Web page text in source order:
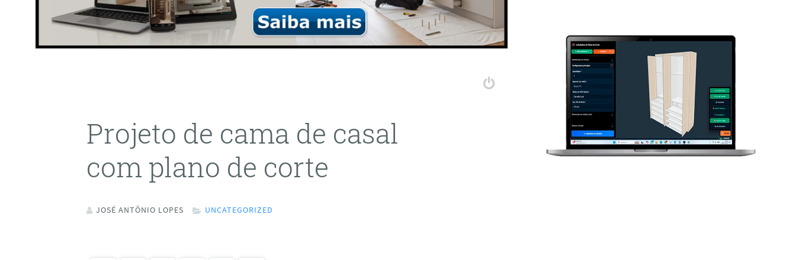
Projeto de cama de casal
com plano de corte
JOSÉ ANTÔNIO LOPES UNCATEGORIZED